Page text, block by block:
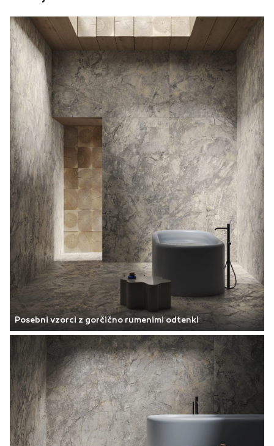
Posebni vzorci z gorčično rumenimi odtenki